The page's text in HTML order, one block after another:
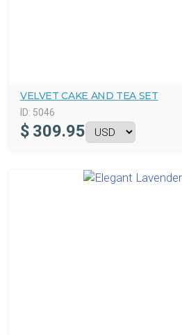
VELVET CAKE AND TEA SET
ID: 5046
$ 309.95